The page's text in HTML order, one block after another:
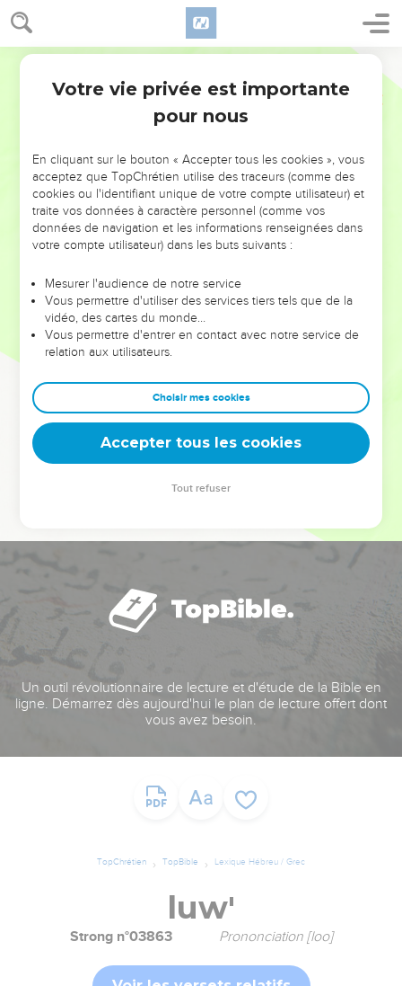
NE MANQUEZ PAS L’ÉVÉNEMENT
DE L’ANNÉE !
ET SI LEURS ERREURS POUVAIENT VOUS ÉVITER LES
VOTRES ?
leur foi ou leur vision. Mais on voit moins les doutes, les erreurs
et les saisons difficiles qu'ils ont traversés, alors même que ce
sont elles qui les ont façonnés.
Dans cette conférence, leaders, entrepreneurs, et responsables
clés pour avancer avec plus de sagesse afin que leurs erreurs
deviennent vos tremplins. Que vous guidiez un ministère, une
équipe, un groupe ou une famille, leur expérience est faite
Un outil révolutionnaire de lecture et d'étude de la Bible en
ligne. Démarrez dès aujourd'hui le plan de lecture offert dont
vous avez besoin.
TopChrétien TopBible Lexique Hébreu / Grec
luw'
Strong n°03863 Prononciation [loo]
Votre vie privée est importante
pour nous
En cliquant sur le bouton « Accepter tous les cookies », vous
acceptez que TopChrétien utilise des traceurs (comme des
cookies ou l'identifiant unique de votre compte utilisateur) et
traite vos données à caractère personnel (comme vos
données de navigation et les informations renseignées dans
votre compte utilisateur) dans les buts suivants :
Mesurer l'audience de notre service
Vous permettre d'utiliser des services tiers tels que de la
vidéo, des cartes du monde…
Vous permettre d'entrer en contact avec notre service de
relation aux utilisateurs.
Choisir mes cookies
Accepter tous les cookies
Tout refuser